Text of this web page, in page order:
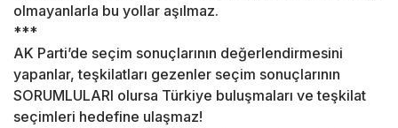
olmayanlarla bu yollar aşılmaz.
***
AK Parti’de seçim sonuçlarının değerlendirmesini
yapanlar, teşkilatları gezenler seçim sonuçlarının
SORUMLULARI olursa Türkiye buluşmaları ve teşkilat
seçimleri hedefine ulaşmaz!